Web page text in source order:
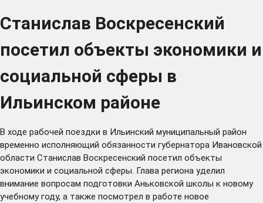
Станислав Воскресенский
посетил объекты экономики и
социальной сферы в
Ильинском районе
В ходе рабочей поездки в Ильинский муниципальный район
временно исполняющий обязанности губернатора Ивановской
области Станислав Воскресенский посетил объекты
экономики и социальной сферы. Глава региона уделил
внимание вопросам подготовки Аньковской школы к новому
учебному году, а также посмотрел в работе новое